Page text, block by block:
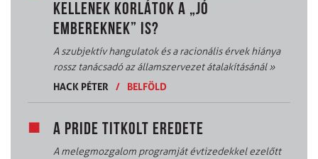
KELLENEK KORLÁTOK A „JÓ
EMBEREKNEK” IS?
A szubjektív hangulatok és a racionális érvek hiánya
rossz tanácsadó az államszervezet átalakításánál»
HACK PÉTER
/ BELFÖLD
A PRIDE TITKOLT EREDETE
A melegmozgalom programját évtizedekkel ezelőtt